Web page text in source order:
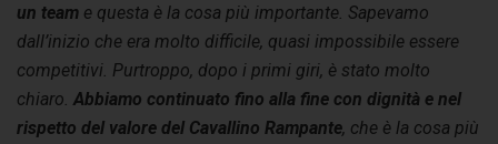
un team e questa è la cosa più importante. Sapevamo
dall’inizio che era molto difficile, quasi impossibile essere
competitivi. Purtroppo, dopo i primi giri, è stato molto
chiaro. Abbiamo continuato fino alla fine con dignità e nel
rispetto del valore del Cavallino Rampante, che è la cosa più